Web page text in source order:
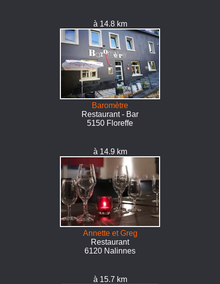
à 14.8 km
Baromètre
Restaurant - Bar
5150 Floreffe
à 14.9 km
Annette et Greg
Restaurant
6120 Nalinnes
à 15.7 km